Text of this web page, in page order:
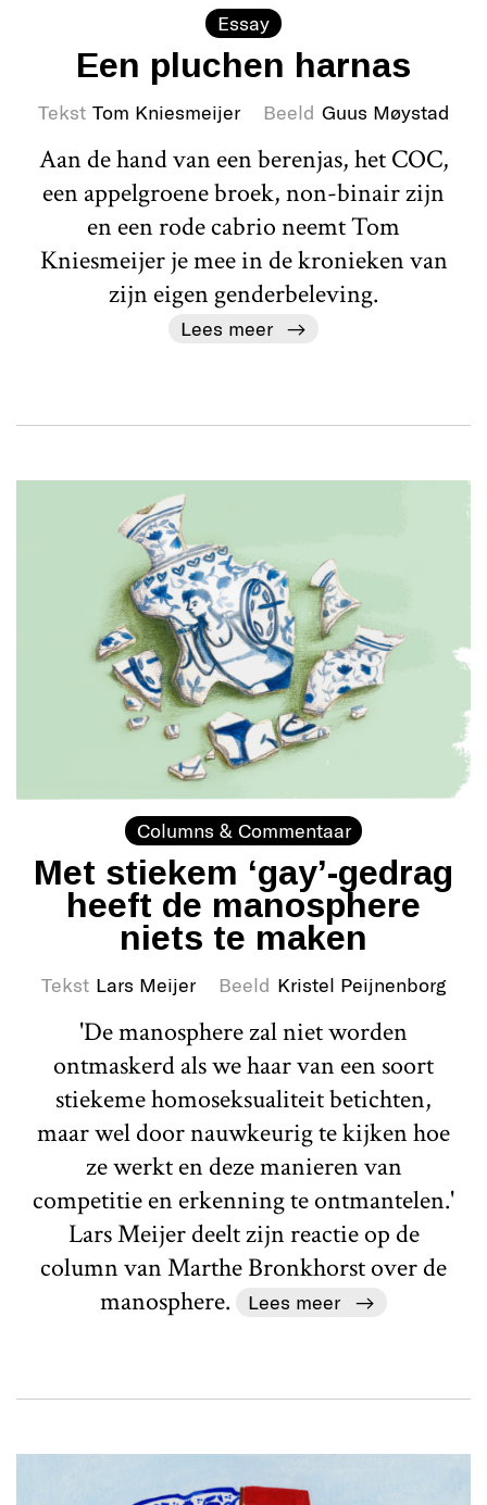
Essay
Een pluchen harnas
Tekst Tom Kniesmeijer Beeld Guus Møystad
Aan de hand van een berenjas, het COC,
een appelgroene broek, non-binair zijn
en een rode cabrio neemt Tom
Kniesmeijer je mee in de kronieken van
zijn eigen genderbeleving.
Lees meer
Columns & Commentaar
Met stiekem ‘gay’-gedrag
heeft de manosphere
niets te maken
Tekst Lars Meijer Beeld Kristel Peijnenborg
'De manosphere zal niet worden
ontmaskerd als we haar van een soort
stiekeme homoseksualiteit betichten,
maar wel door nauwkeurig te kijken hoe
ze werkt en deze manieren van
competitie en erkenning te ontmantelen.'
Lars Meijer deelt zijn reactie op de
column van Marthe Bronkhorst over de
manosphere.
Lees meer